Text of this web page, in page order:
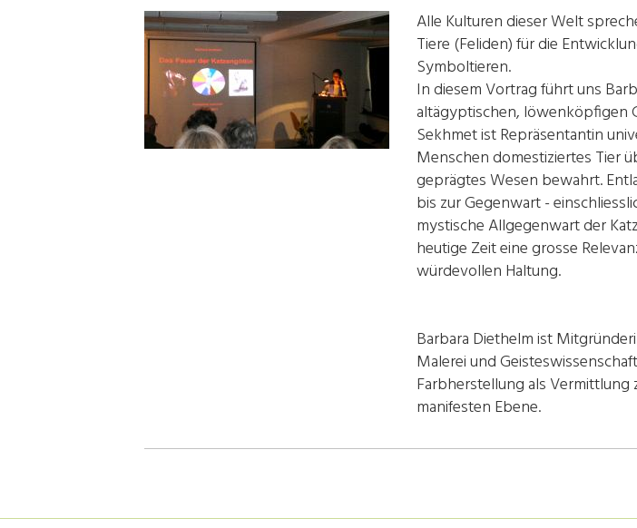
Alle Kulturen dieser Welt
Tiere (Feliden) für die
Symboltieren.
In diesem Vortrag führt uns
altägyptischen, löwenköpfigen
Sekhmet ist Repräsentantin
Menschen domestiziertes Tier
geprägtes Wesen bewahrt.
bis zur Gegenwart -
mystische Allgegenwart der
heutige Zeit eine grosse
würdevollen Haltung.
Barbara Diethelm ist
Malerei und
Farbherstellung als
manifesten Ebene.